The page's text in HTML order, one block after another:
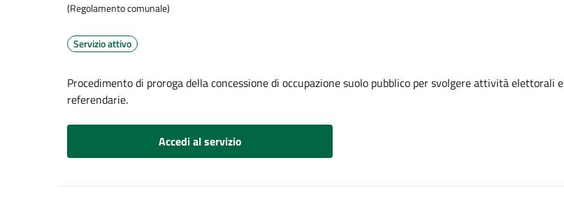
(Regolamento comunale)
Servizio attivo
Procedimento di proroga della concessione di occupazione suolo pubblico per svolgere attività elettorali e
referendarie.
Accedi al servizio